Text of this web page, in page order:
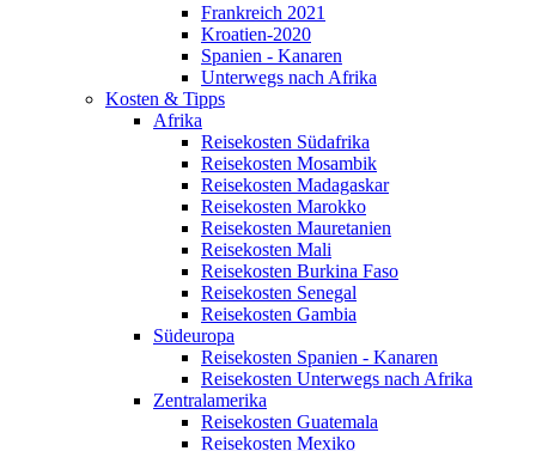
Frankreich 2021
Kroatien-2020
Spanien - Kanaren
Unterwegs nach Afrika
Kosten & Tipps
Afrika
Reisekosten Südafrika
Reisekosten Mosambik
Reisekosten Madagaskar
Reisekosten Marokko
Reisekosten Mauretanien
Reisekosten Mali
Reisekosten Burkina Faso
Reisekosten Senegal
Reisekosten Gambia
Südeuropa
Reisekosten Spanien - Kanaren
Reisekosten Unterwegs nach Afrika
Zentralamerika
Reisekosten Guatemala
Reisekosten Mexiko